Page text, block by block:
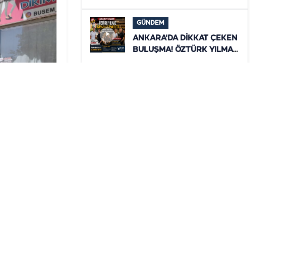
ZİYARET! ŞANLIURFA'NIN
YENİ DÖNEMİ MASAYA
YATIRILDI
GÜNDEM
ANKARA'DA DİKKAT ÇEKEN
BULUŞMA! ÖZTÜRK YILMAZ